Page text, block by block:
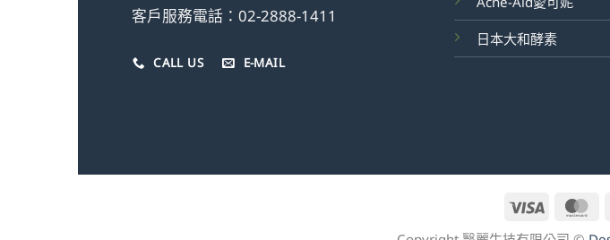
客戶服務電話：02-2888-1411
CALL US E-MAIL
日本大和酵素
Visa